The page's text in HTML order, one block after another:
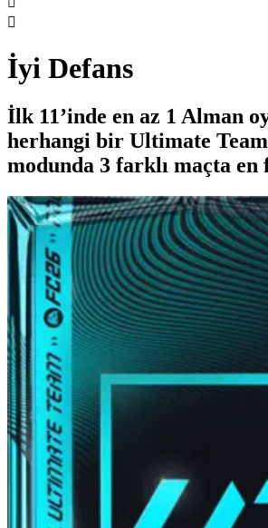

İyi Defans
İlk 11’inde en az 1 Alman
herhangi bir Ultimate
modunda 3 farklı maçta en